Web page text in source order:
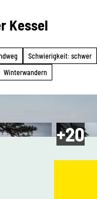
Kessel
Schwierigkeit: schwer
Winterwandern